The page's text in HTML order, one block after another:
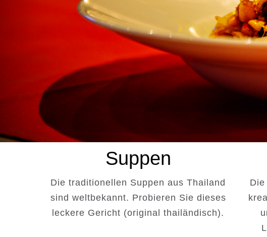
Suppen
Die traditionellen Suppen aus Thailand
sind weltbekannt. Probieren Sie dieses
leckere Gericht (original thailändisch).